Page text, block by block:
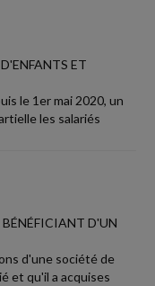
ET
le 1er mai 2020, un
les salariés
BÉNÉFICIANT D'UN
d'une société de
et qu'il a acquises